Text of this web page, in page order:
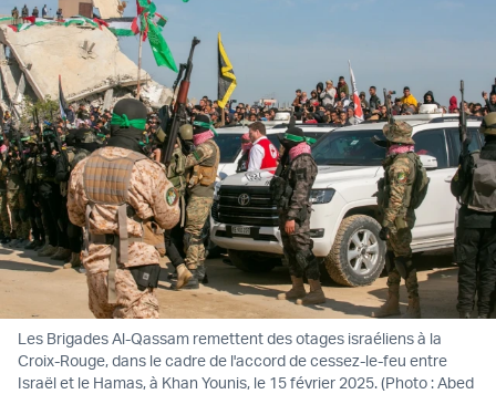
Les Brigades Al-Qassam remettent des otages israéliens à la
Croix-Rouge, dans le cadre de l'accord de cessez-le-feu entre
Israël et le Hamas, à Khan Younis, le 15 février 2025. (Photo : Abed